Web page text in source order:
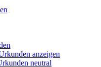
anzeigen
neutral